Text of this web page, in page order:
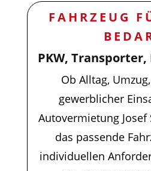
FAHRZEUG
PKW, Transporter,
Ob Alltag,
gewerblicher
Autovermietung Josef
das passende
individuellen